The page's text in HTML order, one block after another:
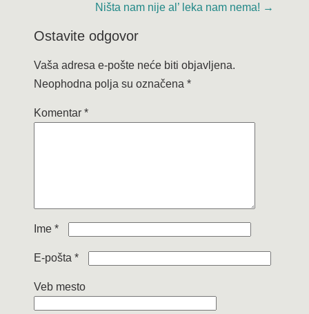
Ništa nam nije al’ leka nam nema! →
Ostavite odgovor
Vaša adresa e-pošte neće biti objavljena.
Neophodna polja su označena *
Komentar *
Ime *
E-pošta *
Veb mesto